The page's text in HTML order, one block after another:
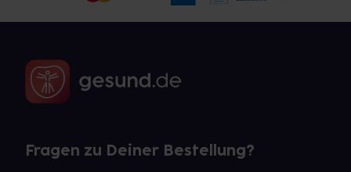
Fragen zu Deiner Bestellung?